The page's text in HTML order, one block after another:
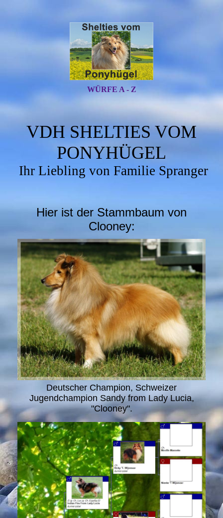
WÜRFE A - Z
VDH SHELTIES VOM
PONYHÜGEL
Ihr Liebling von Familie Spranger
Hier ist der Stammbaum von
Clooney:
Deutscher Champion, Schweizer
Jugendchampion Sandy from Lady Lucia,
"Clooney".